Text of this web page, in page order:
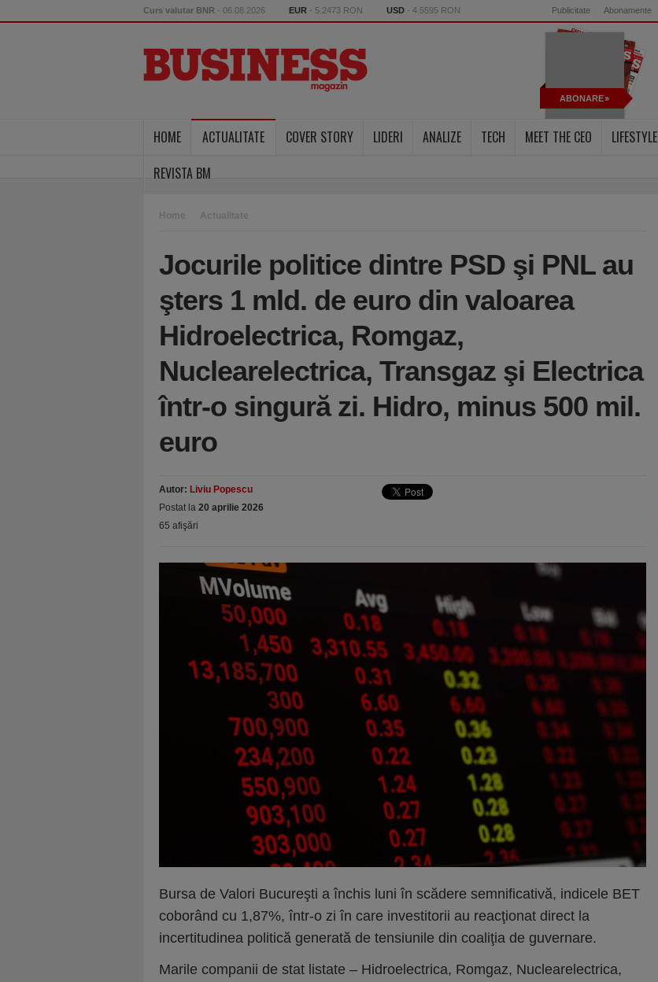
Curs valutar BNR - 06.08.2026 EUR - 5.2473 RON USD - 4.5595 RON Publicitate Abonamente
ABONARE
HOME ACTUALITATE COVER STORY LIDERI ANALIZE TECH MEET THE CEO LIFESTYLE
REVISTA BM
Home Actualitate
Jocurile politice dintre PSD şi PNL au
şters 1 mld. de euro din valoarea
Hidroelectrica, Romgaz,
Nuclearelectrica, Transgaz şi Electrica
într-o singură zi. Hidro, minus 500 mil.
euro
Autor: Liviu Popescu
Postat la 20 aprilie 2026
65 afişări
Bursa de Valori Bucureşti a închis luni în scădere semnificativă, indicele BET
coborând cu 1,87%, într-o zi în care investitorii au reacţionat direct la
incertitudinea politică generată de tensiunile din coaliţia de guvernare.
Marile companii de stat listate – Hidroelectrica, Romgaz, Nuclearelectrica,